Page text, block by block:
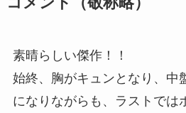
素晴らしい傑作！！
始終、胸がキュンとなり、中
になりながらも、ラストでは